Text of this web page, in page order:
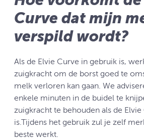
Curve dat mijn
verspild wordt?
Als de Elvie Curve in gebruik is,
zuigkracht om de borst goed te
melk verloren kan gaan. We
enkele minuten in de buidel te
zuigkracht te behouden als de
is.Tijdens het gebruik zul je zelf
beste werkt.